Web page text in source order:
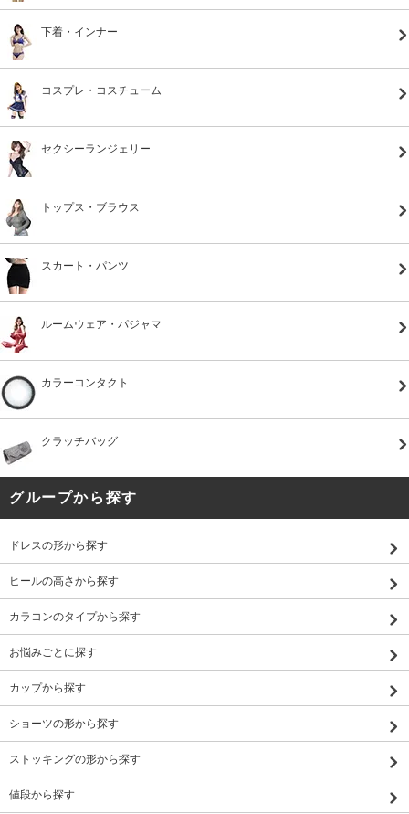
下着・インナー
コスプレ・コスチューム
セクシーランジェリー
トップス・ブラウス
スカート・パンツ
ルームウェア・パジャマ
カラーコンタクト
クラッチバッグ
グループから探す
ドレスの形から探す
ヒールの高さから探す
カラコンのタイプから探す
お悩みごとに探す
カップから探す
ショーツの形から探す
ストッキングの形から探す
値段から探す